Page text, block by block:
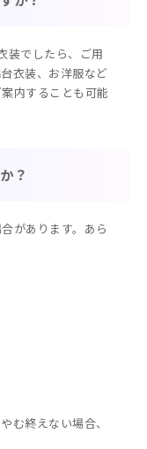
装でしたら、ご用
衣装、お洋服など
内することも可能
？
があります。あら
む終えない場合、